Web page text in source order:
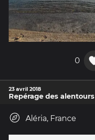
0
23 avril 2018
Repérage des alentours
Aléria, France